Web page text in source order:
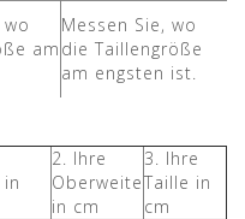
am
Messen Sie, wo
die Taillengröße
am engsten ist.
2. Ihre
Oberweite
in cm
3. Ihre
Taille in
cm